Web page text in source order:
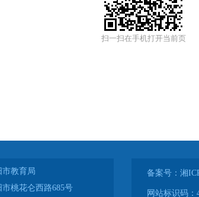
扫一扫在手机打开当前页
市教育局
桃花仑西路685号
备案号：湘
网站标识码：